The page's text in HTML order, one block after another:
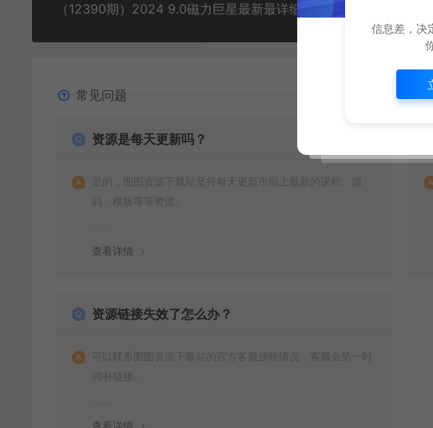
（12390期）2024 9.0磁力巨星最新最详细玩法
常见问题
资源是每天更新吗？
是的，图图资源下载站坚持每天更新市面上最新的课程、源
码、模板等等资源。
查看详情
资源链接失效了怎么办？
可以联系图图资源下载站的官方客服放映情况，客服会第一时
间补链接。
信息差，决